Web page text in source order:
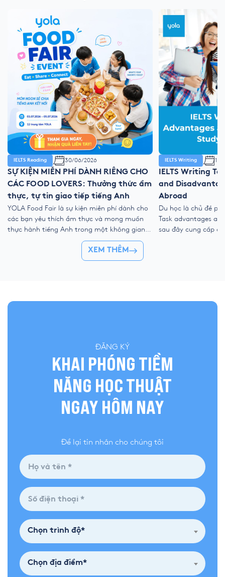
IELTS Reading 30/06/2026
SỰ KIỆN MIỄN PHÍ DÀNH RIÊNG CHO
CÁC FOOD LOVERS: Thưởng thức ẩm
thực, tự tin giao tiếp tiếng Anh
YOLA Food Fair là sự kiện miễn phí dành cho
các bạn yêu thích ẩm thực và mong muốn
thực hành tiếng Anh trong một không gian
gần gũi, vui vẻ và nhiều trải nghiệm tương
tác. Tại sự kiện, học viên có thể mang món
ăn yêu thích đến YOLA, cùng bạn bè thưởng
IELTS Writing 11/
IELTS Writing
and
Abroad
Du học là chủ đề
Task advantages
sau đây cung cấp
XEM THÊM
ĐĂNG KÝ
KHAI PHÓNG TIỀM
NĂNG HỌC THUẬT
NGAY HÔM NAY
Để lại tin nhắn cho chúng tôi
Chọn trình độ*
Chọn địa điểm*